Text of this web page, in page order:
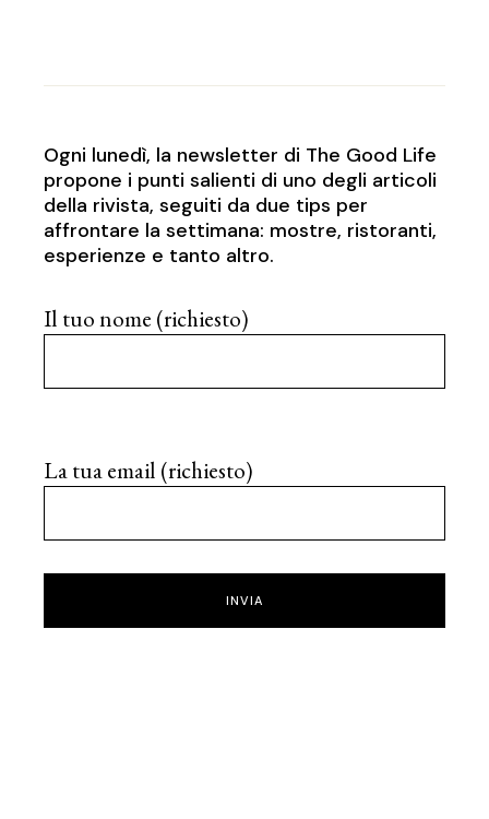
Ogni lunedì, la newsletter di The Good Life
propone i punti salienti di uno degli articoli
della rivista, seguiti da due tips per
affrontare la settimana: mostre, ristoranti,
esperienze e tanto altro.
Il tuo nome (richiesto)
La tua email (richiesto)
INVIA